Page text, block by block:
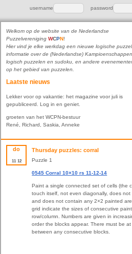
username password
Welkom op de website van de Nederlandse
Puzzelvereniging WCPN!
Hier vind je elke werkdag een nieuwe logische puzzel,
informatie over de (Nederlandse) Kampioenschappen
logisch puzzelen en sudoku, en andere
op het gebied van puzzelen.
Laatste nieuws
Lekker voor op vakantie: het magazine voor juli is
gepubliceerd. Log in en geniet.
groeten van het WCPN-bestuur
René, Richard, Saskia, Anneke
do
11 12
Thursday puzzles: corral
Puzzle 1
0545 Corral 10×10 rs 11-12-14
Paint a single connected set of cells (the
touch itself, not even diagonally, does
and does not contain any 2×2 painted
grid indicate the sizes of consecutive
row/column. Numbers are given in
order the blocks appear. There must be
between any consecutive blocks.